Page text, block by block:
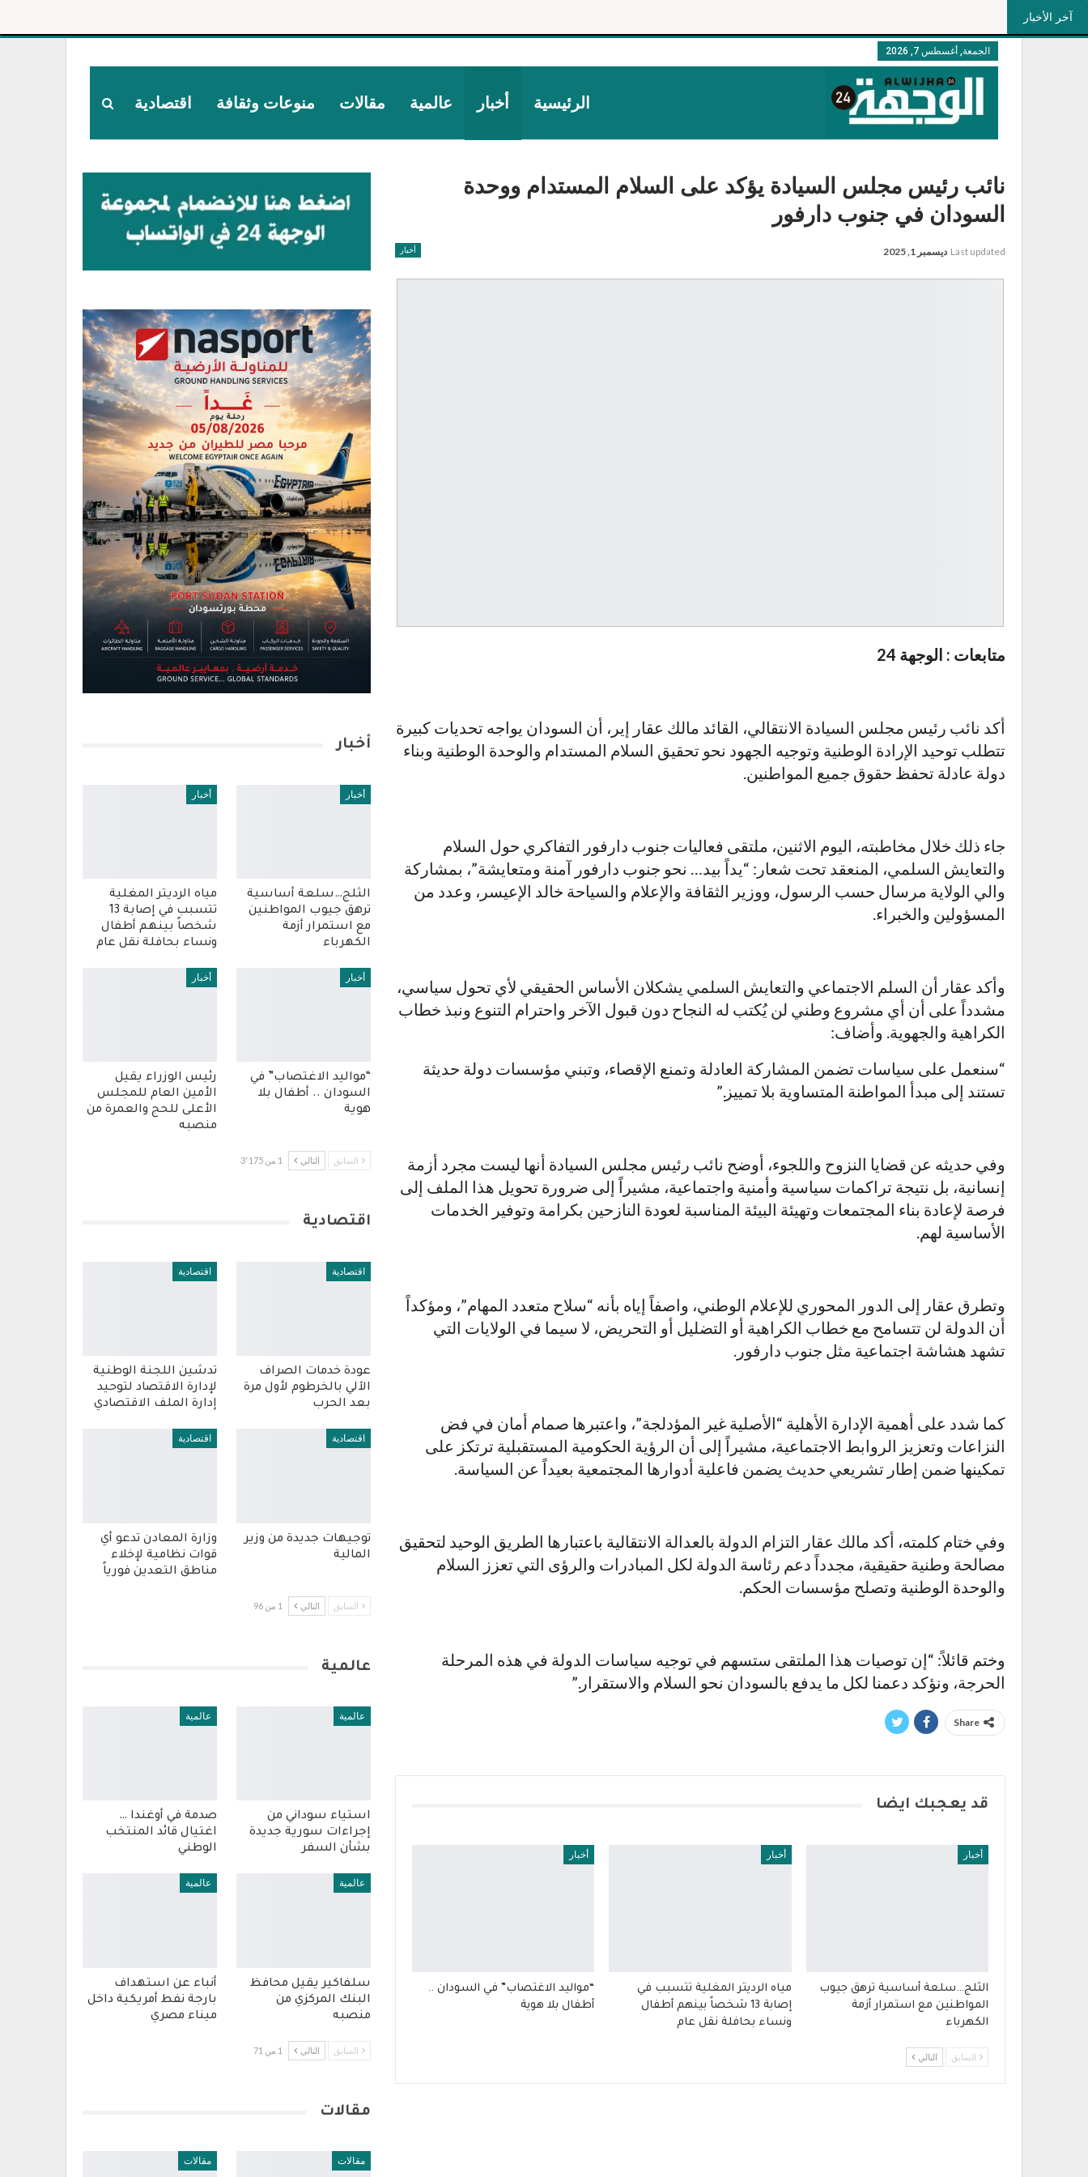
آخر الأخبار
الجمعة, أغسطس 7, 2026
الرئيسية أخبار عالمية مقالات منوعات وثقافة اقتصادية
نائب رئيس مجلس السيادة يؤكد على السلام المستدام ووحدة
السودان في جنوب دارفور
أخبار Last updated ديسمبر 1, 2025
متابعات : الوجهة 24
أكد نائب رئيس مجلس السيادة الانتقالي، القائد مالك عقار إير، أن السودان يواجه تحديات كبيرة
تتطلب توحيد الإرادة الوطنية وتوجيه الجهود نحو تحقيق السلام المستدام والوحدة الوطنية وبناء
دولة عادلة تحفظ حقوق جميع المواطنين.
جاء ذلك خلال مخاطبته، اليوم الاثنين، ملتقى فعاليات جنوب دارفور التفاكري حول السلام
والتعايش السلمي، المنعقد تحت شعار: “يداً بيد… نحو جنوب دارفور آمنة ومتعايشة”، بمشاركة
والي الولاية مرسال حسب الرسول، ووزير الثقافة والإعلام والسياحة خالد الإعيسر، وعدد من
المسؤولين والخبراء.
وأكد عقار أن السلم الاجتماعي والتعايش السلمي يشكلان الأساس الحقيقي لأي تحول سياسي،
مشدداً على أن أي مشروع وطني لن يُكتب له النجاح دون قبول الآخر واحترام التنوع ونبذ خطاب
الكراهية والجهوية. وأضاف:
“سنعمل على سياسات تضمن المشاركة العادلة وتمنع الإقصاء، وتبني مؤسسات دولة حديثة
تستند إلى مبدأ المواطنة المتساوية بلا تمييز.”
وفي حديثه عن قضايا النزوح واللجوء، أوضح نائب رئيس مجلس السيادة أنها ليست مجرد أزمة
إنسانية، بل نتيجة تراكمات سياسية وأمنية واجتماعية، مشيراً إلى ضرورة تحويل هذا الملف إلى
فرصة لإعادة بناء المجتمعات وتهيئة البيئة المناسبة لعودة النازحين بكرامة وتوفير الخدمات
الأساسية لهم.
وتطرق عقار إلى الدور المحوري للإعلام الوطني، واصفاً إياه بأنه “سلاح متعدد المهام”، ومؤكداً
أن الدولة لن تتسامح مع خطاب الكراهية أو التضليل أو التحريض، لا سيما في الولايات التي
تشهد هشاشة اجتماعية مثل جنوب دارفور.
كما شدد على أهمية الإدارة الأهلية “الأصلية غير المؤدلجة”، واعتبرها صمام أمان في فض
النزاعات وتعزيز الروابط الاجتماعية، مشيراً إلى أن الرؤية الحكومية المستقبلية ترتكز على
تمكينها ضمن إطار تشريعي حديث يضمن فاعلية أدوارها المجتمعية بعيداً عن السياسة.
وفي ختام كلمته، أكد مالك عقار التزام الدولة بالعدالة الانتقالية باعتبارها الطريق الوحيد لتحقيق
مصالحة وطنية حقيقية، مجدداً دعم رئاسة الدولة لكل المبادرات والرؤى التي تعزز السلام
والوحدة الوطنية وتصلح مؤسسات الحكم.
وختم قائلاً: “إن توصيات هذا الملتقى ستسهم في توجيه سياسات الدولة في هذه المرحلة
الحرجة، ونؤكد دعمنا لكل ما يدفع بالسودان نحو السلام والاستقرار.”
Share
قد يعجبك ايضا
أخبار
الثلج…سلعة أساسية ترهق جيوب
المواطنين مع استمرار أزمة
الكهرباء
أخبار
مياه الرديتر المغلية تتسبب في
إصابة 13 شخصاً بينهم أطفال
ونساء بحافلة نقل عام
أخبار
“مواليد الاغتصاب” في السودان ..
أطفال بلا هوية
السابق التالي
أخبار
أخبار
الثلج…سلعة أساسية
ترهق جيوب المواطنين
مع استمرار أزمة
الكهرباء
أخبار
مياه الرديتر المغلية
تتسبب في إصابة 13
شخصاً بينهم أطفال
ونساء بحافلة نقل عام
أخبار
“مواليد الاغتصاب” في
السودان .. أطفال بلا
هوية
أخبار
رئيس الوزراء يقيل
الأمين العام للمجلس
الأعلى للحج والعمرة من
منصبه
السابق التالي 1 من 3٬175
اقتصادية
اقتصادية
عودة خدمات الصراف
الآلي بالخرطوم لأول مرة
بعد الحرب
اقتصادية
تدشين اللجنة الوطنية
لإدارة الاقتصاد لتوحيد
إدارة الملف الاقتصادي
اقتصادية
توجيهات جديدة من وزير
المالية
اقتصادية
وزارة المعادن تدعو أي
قوات نظامية لإخلاء
مناطق التعدين فورياً
السابق التالي 1 من 96
عالمية
عالمية
استياء سوداني من
إجراءات سورية جديدة
بشأن السفر
عالمية
صدمة في أوغندا …
اغتيال قائد المنتخب
الوطني
عالمية
سلفاكير يقيل محافظ
البنك المركزي من
منصبه
عالمية
أنباء عن استهداف
بارجة نفط أمريكية داخل
ميناء مصري
السابق التالي 1 من 71
مقالات
مقالات مقالات